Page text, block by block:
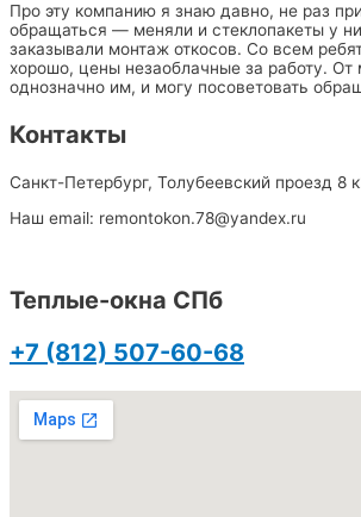
Про эту компанию я знаю давно, не раз
обращаться — меняли и стеклопакеты у
заказывали монтаж откосов. Со всем
хорошо, цены незаоблачные за работу. От
однозначно им, и могу посоветовать
Контакты
Санкт-Петербург, Толубеевский проезд 8
Наш email: remontokon.78@yandex.ru
Теплые-окна СПб
+7 (812) 507-60-68